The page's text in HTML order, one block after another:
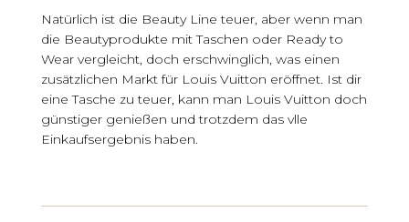
Natürlich ist die Beauty Line teuer, aber wenn man
die Beautyprodukte mit Taschen oder Ready to
Wear vergleicht, doch erschwinglich, was einen
zusätzlichen Markt für Louis Vuitton eröffnet. Ist dir
eine Tasche zu teuer, kann man Louis Vuitton doch
günstiger genießen und trotzdem das vlle
Einkaufsergebnis haben.